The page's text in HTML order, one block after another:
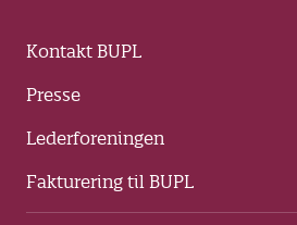
Kontakt BUPL
Presse
Lederforeningen
Fakturering til BUPL